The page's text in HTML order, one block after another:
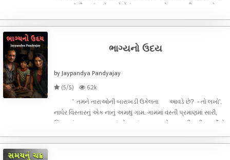
આખા બૉલીવુડમાં વાગે. અને તેનું જીવન પણ એવુ લગઝરીયસ અને
બુગાટી જેવી ફોરવી
ભાગ્યનો ઉદય
by Jaypandya Pandyajay
(5/5)
6.2k
' તમને તારાઓની બારાખડી ઉકેલતા આવડે છે? - તો લખો'.
નાઘેર વિસ્તારનું એક નાનું અમથું ગામ. ગામમાં વસ્તી પ્રમાણમાં સારી,
શિક્ષણનું પ્રમાણ પણ સારું એવુ હતું, સમય હતો આઝાદી પછીના વર્ષોનો